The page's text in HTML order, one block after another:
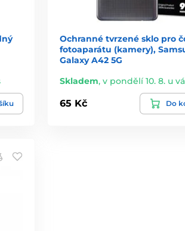
Ochranné tvrzené sklo pro
fotoaparátu (kamery),
Galaxy A42 5G
Skladem,v pondělí 10. 8. u
65 Kč Do